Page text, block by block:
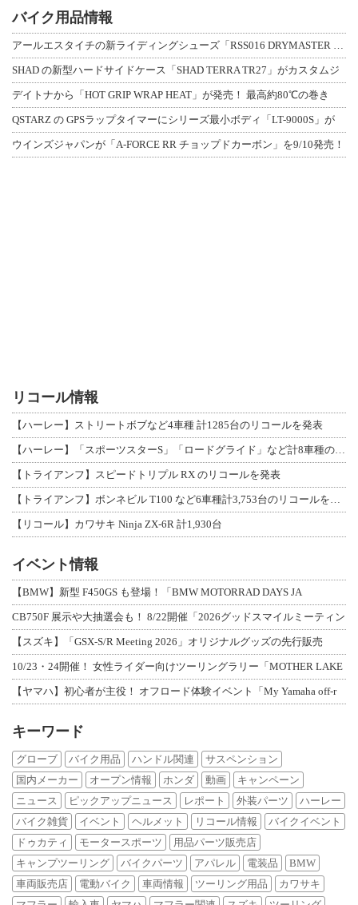
バイク用品情報
SHAD の新型ハードサイドケース「SHAD TERRA TR27」がカスタムジ
デイトナから「HOT GRIP WRAP HEAT」が発売！ 最高約80℃の巻き
QSTARZ の GPSラップタイマーにシリーズ最小ボディ「LT-9000S」が
ウインズジャパンが「A-FORCE RR チョップドカーボン」を9/10発売！
リコール情報
【ハーレー】ストリートボブなど4車種 計1285台のリコールを発表
【トライアンフ】スピードトリプル RX のリコールを発表
【リコール】カワサキ Ninja ZX-6R 計1,930台
イベント情報
【BMW】新型 F450GS も登場！「BMW MOTORRAD DAYS JA
CB750F 展示や大抽選会も！ 8/22開催「2026グッドスマイルミーティン
【スズキ】「GSX-S/R Meeting 2026」オリジナルグッズの先行販売
10/23・24開催！ 女性ライダー向けツーリングラリー「MOTHER LAKE
【ヤマハ】初心者が主役！ オフロード体験イベント「My Yamaha off-r
キーワード
グローブ バイク用品 ハンドル関連
サスペンション
国内メーカー
オープン情報 ホンダ 動画
キャンペーン
ニュース
ピックアップニュース レポート 外装パーツ
ハーレー
バイク雑貨
イベント ヘルメット リコール情報
バイクイベント
ドゥカティ
モータースポーツ
用品パーツ販売店
キャンプツーリング
バイクパーツ アパレル 電装品
BMW
車両販売店
電動バイク 車両情報 ツーリング用品
カワサキ